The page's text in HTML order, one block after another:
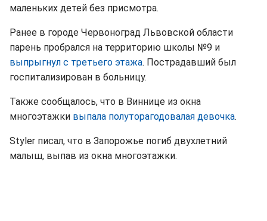
маленьких детей без присмотра.
Ранее в городе Червоноград Львовской области
парень пробрался на территорию школы №9 и
выпрыгнул с третьего этажа. Пострадавший был
госпитализирован в больницу.
Также сообщалось, что в Виннице из окна
многоэтажки выпала полуторагодовалая девочка.
Styler писал, что в Запорожье погиб двухлетний
малыш, выпав из окна многоэтажки.